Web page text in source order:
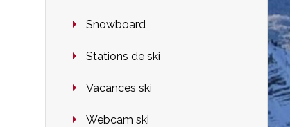
Snowboard
Stations de ski
Vacances ski
Webcam ski